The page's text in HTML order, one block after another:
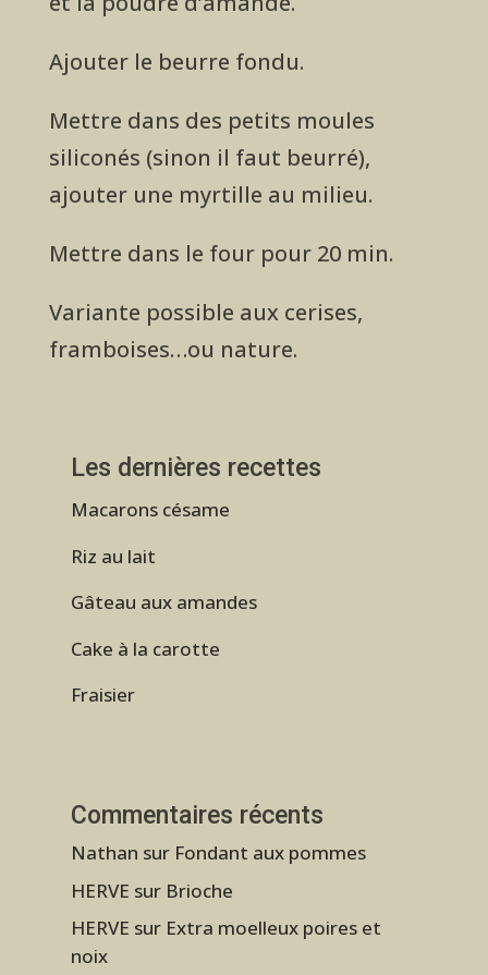
Ajouter le beurre fondu.
Mettre dans des petits moules
siliconés (sinon il faut beurré),
ajouter une myrtille au milieu.
Mettre dans le four pour 20 min.
Variante possible aux cerises,
framboises…ou nature.
Les dernières recettes
Macarons césame
Riz au lait
Gâteau aux amandes
Cake à la carotte
Fraisier
Commentaires récents
Nathan sur Fondant aux pommes
HERVE sur Brioche
HERVE sur Extra moelleux poires et
noix